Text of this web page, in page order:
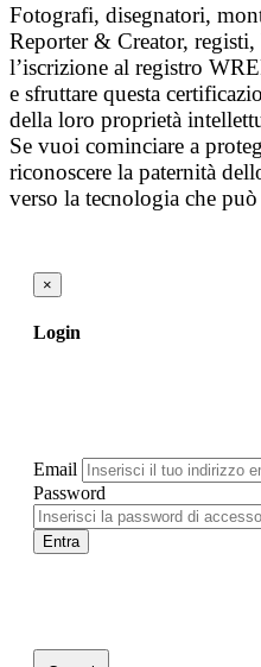
Fotografi, disegnatori,
Reporter & Creator,
l’iscrizione al registro
e sfruttare questa
della loro proprietà
Se vuoi cominciare a
riconoscere la paternità
verso la tecnologia che
×
Login
Email
Password
Entra